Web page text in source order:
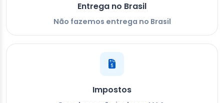
Entrega no Brasil
Não fazemos entrega no Brasil
Impostos